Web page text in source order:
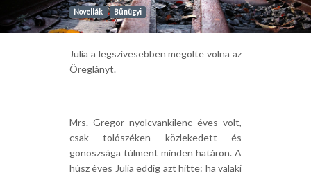
Novellák Bűnügyi
Julia a legszívesebben megölte volna az
Öreglányt.
Mrs. Gregor nyolcvankilenc éves volt,
csak tolószéken közlekedett és
gonoszsága túlment minden határon. A
húsz éves Julia eddig azt hitte: ha valaki